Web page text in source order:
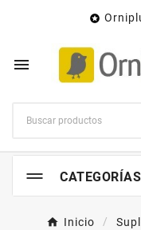


CATEGORÍAS
Inicio